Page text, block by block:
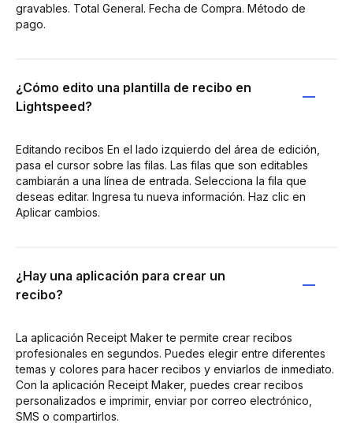
gravables. Total General. Fecha de Compra. Método de
pago.
¿Cómo edito una plantilla de recibo en
Lightspeed?
Editando recibos En el lado izquierdo del área de edición,
pasa el cursor sobre las filas. Las filas que son editables
cambiarán a una línea de entrada. Selecciona la fila que
deseas editar. Ingresa tu nueva información. Haz clic en
Aplicar cambios.
¿Hay una aplicación para crear un
recibo?
La aplicación Receipt Maker te permite crear recibos
profesionales en segundos. Puedes elegir entre diferentes
temas y colores para hacer recibos y enviarlos de inmediato.
Con la aplicación Receipt Maker, puedes crear recibos
personalizados e imprimir, enviar por correo electrónico,
SMS o compartirlos.